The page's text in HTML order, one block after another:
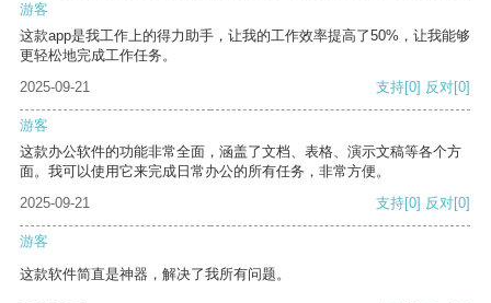
游客
这款app是我工作上的得力助手，让我的工作效率提高了50%，让我能够
更轻松地完成工作任务。
2025-09-21
支持[0] 反对[0]
游客
这款办公软件的功能非常全面，涵盖了文档、表格、演示文稿等各个方
面。我可以使用它来完成日常办公的所有任务，非常方便。
2025-09-21
支持[0] 反对[0]
游客
这款软件简直是神器，解决了我所有问题。